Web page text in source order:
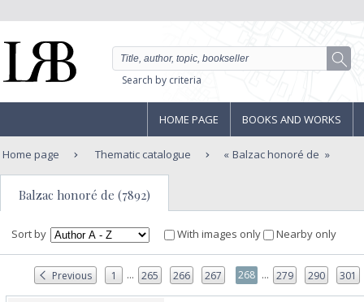
Search by criteria
HOME PAGE BOOKS AND WORKS
Home page Thematic catalogue Balzac honoré de
Balzac honoré de (7892)
Sort by With images only Nearby only
Previous 1 ... 265 266 267 268 ... 279 290 301